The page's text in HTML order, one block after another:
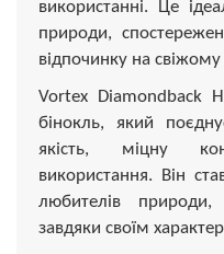
використанні. Це
природи,
відпочинку на свіжому
Vortex Diamondback
бінокль, який
якість, міцну
використання. Він
любителів природи,
завдяки своїм